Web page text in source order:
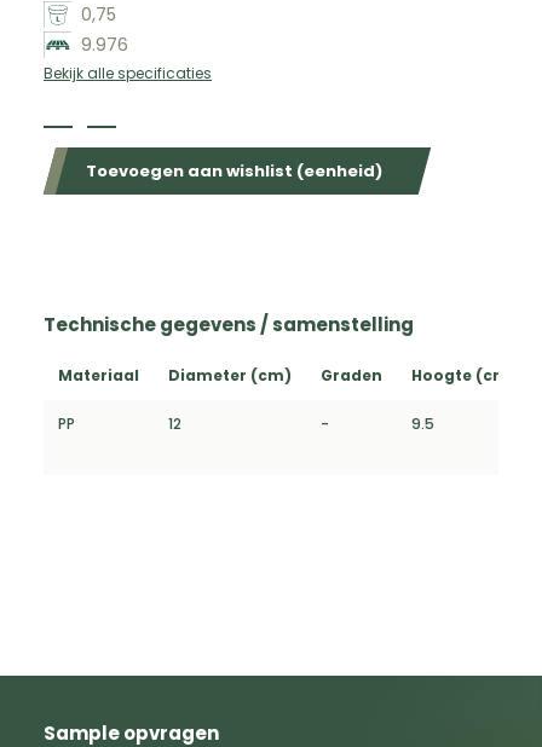
0,75
9.976
Bekijk alle specificaties
Toevoegen aan wishlist (eenheid)
Technische gegevens / samenstelling
Materiaal Diameter (cm) Graden Hoogte (cm)
PP 12 - 9.5
Sample opvragen